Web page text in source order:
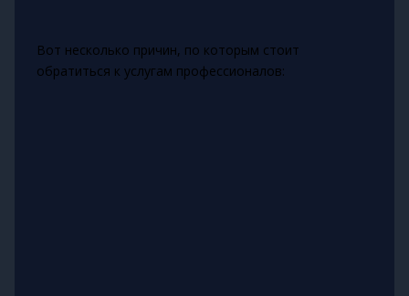
Вот несколько причин, по которым стоит
обратиться к услугам профессионалов: